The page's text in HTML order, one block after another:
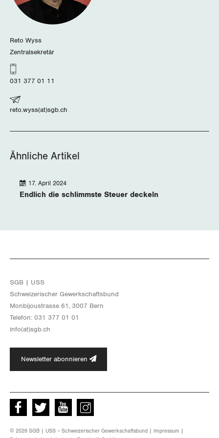
Luzern
Neuenburg
Obwalden
St. Gallen-Appenzell
Tessin
Reto Wyss
Zentralsekretär
031 377 01 11
reto.wyss(at)sgb.ch
Ähnliche Artikel
Endlich die schlimmste Steuer deckeln
17. April 2024
SGB | USS
Schwei­ze­ri­scher Ge­werk­schafts­bund
Mon­bi­joustras­se 61, 3007 Bern
Te­le­fon: 031 377 01 01
info(at)​sgb.​ch
Newsletter abonnieren
Facebook Twitter Youtube instagram
© 2026 SGB | USS – Schweizerischer Gewerkschaftsbund | Impressum